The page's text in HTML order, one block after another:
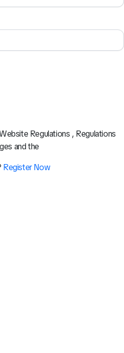
Regulations , Regulations
and the
Register Now